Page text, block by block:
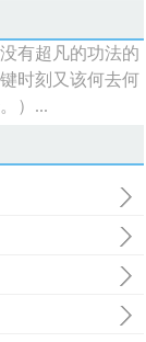
有超凡的功法的
时刻又该何去何
）...